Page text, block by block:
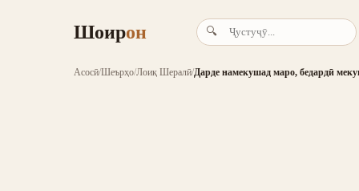
Шоирон 🔍
Асосӣ/Шеърҳо/Лоиқ Шералӣ/Дарде намекушад маро, бедардӣ